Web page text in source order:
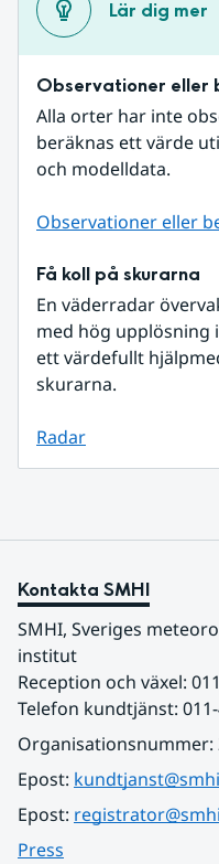
Lär dig mer
Observationer eller
Alla orter har inte
beräknas ett värde
och modelldata.
Observationer eller
Få koll på skurarna
En väderradar
med hög upplösning
ett värdefullt
skurarna.
Radar
Kontakta SMHI
SMHI, Sveriges
institut
Reception och växel:
Telefon kundtjänst:
Organisationsnummer:
Epost:
Epost:
Press